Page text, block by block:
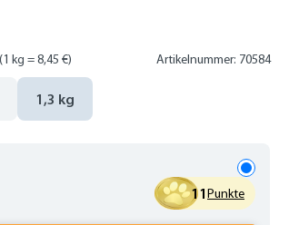
(1 kg = 8,45 €) Artikelnummer: 70584
1,3 kg
11Punkte